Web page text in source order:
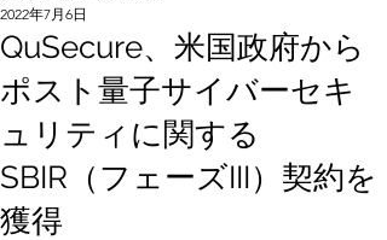
QuSecure、米国政府から
ポスト量子サイバーセキ
ュリティに関する
SBIR（フェーズIII）契約を
獲得
2022年7月6日